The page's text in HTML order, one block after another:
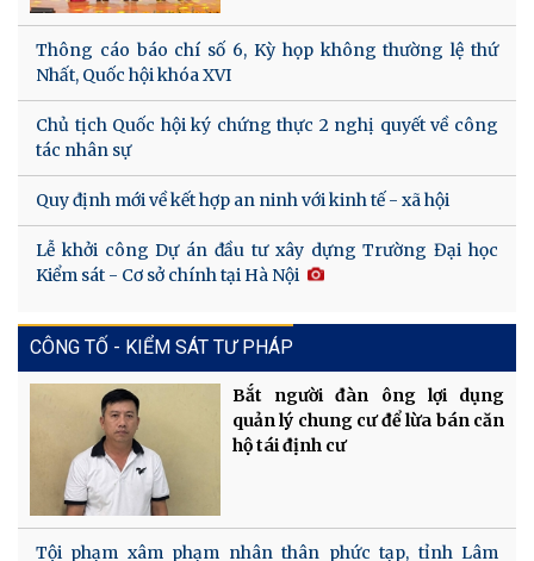
Thông cáo báo chí số 6, Kỳ họp không thường lệ thứ
Nhất, Quốc hội khóa XVI
Chủ tịch Quốc hội ký chứng thực 2 nghị quyết về công
tác nhân sự
Quy định mới về kết hợp an ninh với kinh tế - xã hội
Lễ khởi công Dự án đầu tư xây dựng Trường Đại học
Kiểm sát - Cơ sở chính tại Hà Nội
CÔNG TỐ - KIỂM SÁT TƯ PHÁP
Bắt người đàn ông lợi dụng
quản lý chung cư để lừa bán căn
hộ tái định cư
Tội phạm xâm phạm nhân thân phức tạp, tỉnh Lâm